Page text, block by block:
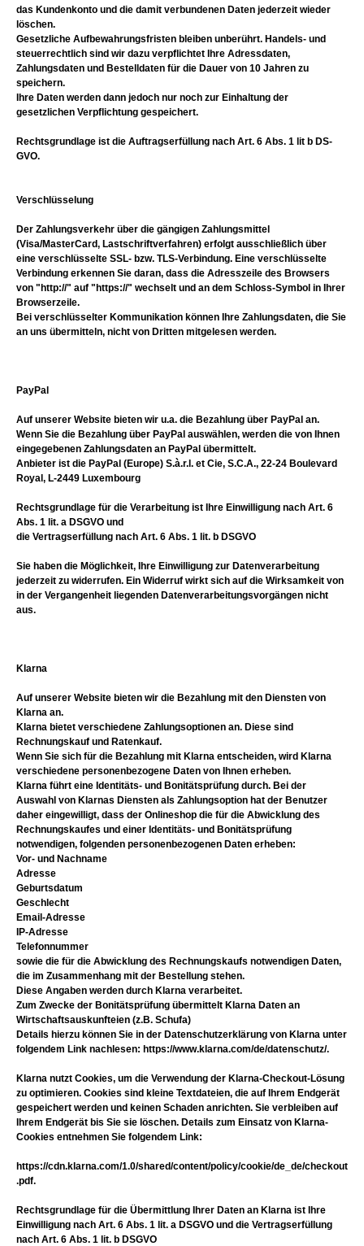
das Kundenkonto und die damit verbundenen Daten jederzeit wieder
löschen.
Gesetzliche Aufbewahrungsfristen bleiben unberührt. Handels- und
steuerrechtlich sind wir dazu verpflichtet Ihre Adressdaten,
Zahlungsdaten und Bestelldaten für die Dauer von 10 Jahren zu
speichern.
Ihre Daten werden dann jedoch nur noch zur Einhaltung der
gesetzlichen Verpflichtung gespeichert.
Rechtsgrundlage ist die Auftragserfüllung nach Art. 6 Abs. 1 lit b DS-
GVO.
Verschlüsselung
Der Zahlungsverkehr über die gängigen Zahlungsmittel
(Visa/MasterCard, Lastschriftverfahren) erfolgt ausschließlich über
eine verschlüsselte SSL- bzw. TLS-Verbindung. Eine verschlüsselte
Verbindung erkennen Sie daran, dass die Adresszeile des Browsers
von "http://" auf "https://" wechselt und an dem Schloss-Symbol in Ihrer
Browserzeile.
Bei verschlüsselter Kommunikation können Ihre Zahlungsdaten, die Sie
an uns übermitteln, nicht von Dritten mitgelesen werden.
PayPal
Auf unserer Website bieten wir u.a. die Bezahlung über PayPal an.
Wenn Sie die Bezahlung über PayPal auswählen, werden die von Ihnen
eingegebenen Zahlungsdaten an PayPal übermittelt.
Anbieter ist die PayPal (Europe) S.à.r.l. et Cie, S.C.A., 22-24 Boulevard
Royal, L-2449 Luxembourg
Rechtsgrundlage für die Verarbeitung ist Ihre Einwilligung nach Art. 6
Abs. 1 lit. a DSGVO und
die Vertragserfüllung nach Art. 6 Abs. 1 lit. b DSGVO
Sie haben die Möglichkeit, Ihre Einwilligung zur Datenverarbeitung
jederzeit zu widerrufen. Ein Widerruf wirkt sich auf die Wirksamkeit von
in der Vergangenheit liegenden Datenverarbeitungsvorgängen nicht
aus.
Klarna
Auf unserer Website bieten wir die Bezahlung mit den Diensten von
Klarna an.
Klarna bietet verschiedene Zahlungsoptionen an. Diese sind
Rechnungskauf und Ratenkauf.
Wenn Sie sich für die Bezahlung mit Klarna entscheiden, wird Klarna
verschiedene personenbezogene Daten von Ihnen erheben.
Klarna führt eine Identitäts- und Bonitätsprüfung durch. Bei der
Auswahl von Klarnas Diensten als Zahlungsoption hat der Benutzer
daher eingewilligt, dass der Onlineshop die für die Abwicklung des
Rechnungskaufes und einer Identitäts- und Bonitätsprüfung
notwendigen, folgenden personenbezogenen Daten erheben:
Vor- und Nachname
Adresse
Geburtsdatum
Geschlecht
Email-Adresse
IP-Adresse
Telefonnummer
sowie die für die Abwicklung des Rechnungskaufs notwendigen Daten,
die im Zusammenhang mit der Bestellung stehen.
Diese Angaben werden durch Klarna verarbeitet.
Zum Zwecke der Bonitätsprüfung übermittelt Klarna Daten an
Wirtschaftsauskunfteien (z.B. Schufa)
Details hierzu können Sie in der Datenschutzerklärung von Klarna unter
folgendem Link nachlesen: https://www.klarna.com/de/datenschutz/.
Klarna nutzt Cookies, um die Verwendung der Klarna-Checkout-Lösung
zu optimieren. Cookies sind kleine Textdateien, die auf Ihrem Endgerät
gespeichert werden und keinen Schaden anrichten. Sie verbleiben auf
Ihrem Endgerät bis Sie sie löschen. Details zum Einsatz von Klarna-
Cookies entnehmen Sie folgendem Link:
https://cdn.klarna.com/1.0/shared/content/policy/cookie/de_de/checkout
.pdf.
Rechtsgrundlage für die Übermittlung Ihrer Daten an Klarna ist Ihre
Einwilligung nach Art. 6 Abs. 1 lit. a DSGVO und die Vertragserfüllung
nach Art. 6 Abs. 1 lit. b DSGVO